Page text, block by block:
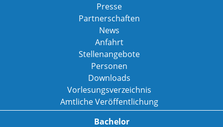
Presse
Partnerschaften
News
Anfahrt
Stellenangebote
Personen
Downloads
Vorlesungsverzeichnis
Amtliche Veröffentlichung
Bachelor